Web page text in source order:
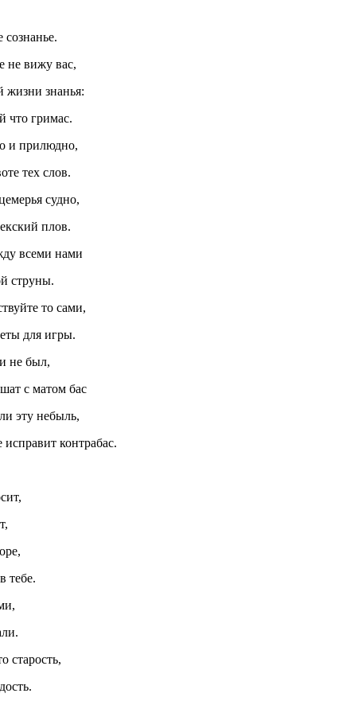
не вижу вас,
жизни знанья:
что гримас.
и прилюдно,
тех слов.
судно,
плов.
всеми нами
струны.
то сами,
для игры.
не был,
с матом бас
эту небыль,
контрабас.
тебе.
старость,